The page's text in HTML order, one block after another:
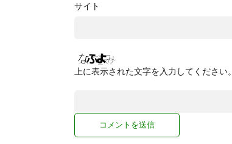
サイト
上に表示された文字を入力してください。